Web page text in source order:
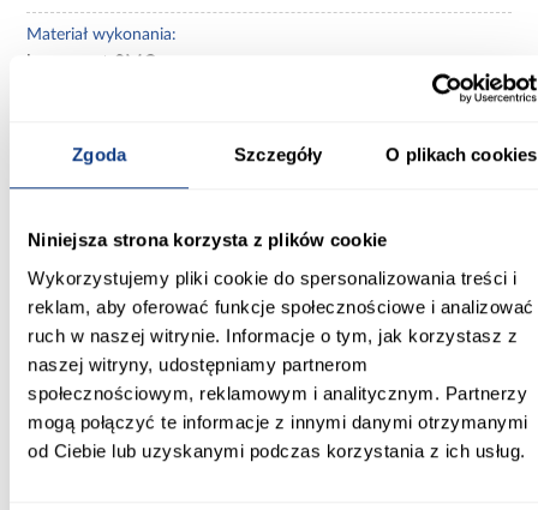
Zgoda Szczegóły O plikach cookies
Niniejsza strona korzysta z plików cookie
Wykorzystujemy pliki cookie do spersonalizowania treści i
reklam, aby oferować funkcje społecznościowe i analizować
ruch w naszej witrynie. Informacje o tym, jak korzystasz z
naszej witryny, udostępniamy partnerom
społecznościowym, reklamowym i analitycznym. Partnerzy
mogą połączyć te informacje z innymi danymi otrzymanymi
od Ciebie lub uzyskanymi podczas korzystania z ich usług.
Materiał wykonania:
kompozyt SMC
Nóżki w komplecie:
Syfon w komplecie:
Nie
Inni Klienci sprawdzali również